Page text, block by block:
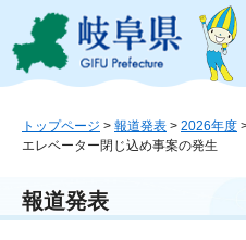
ジ
ュ
本
このペー
トップページ > 報道発表 > 2026年度
エレベーター閉じ込め事案の発生
報道発表